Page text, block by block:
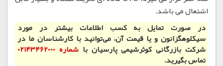
اشتعال می باشد.
در صورت تمایل به کسب اطلاعات بیشتر در مورد
سیکلوهگزانون و یا قیمت آن، می‌توانید با کارشناسان ما در
شرکت بازرگانی کوثرشیمی پارسیان باشماره 02143462000
تماس بگیرید.